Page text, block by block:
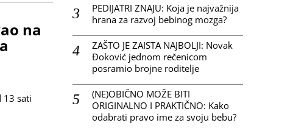
na
13 sati
PEDIJATRI ZNAJU: Koja je najvažnija
hrana za razvoj bebinog mozga?
ZAŠTO JE ZAISTA NAJBOLJI: Novak
Đoković jednom rečenicom
posramio brojne roditelje
(NE)OBIČNO MOŽE BITI
ORIGINALNO I PRAKTIČNO: Kako
odabrati pravo ime za svoju bebu?